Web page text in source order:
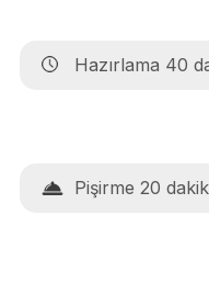
Hazırlama 40
Pişirme 20